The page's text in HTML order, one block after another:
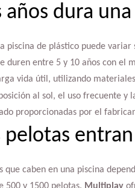
años dura
piscina de plástico puede
duren entre 5 y 10 años con el
vida útil, utilizando
al sol, el uso frecuente y
proporcionadas por el
pelotas
que caben en una piscina